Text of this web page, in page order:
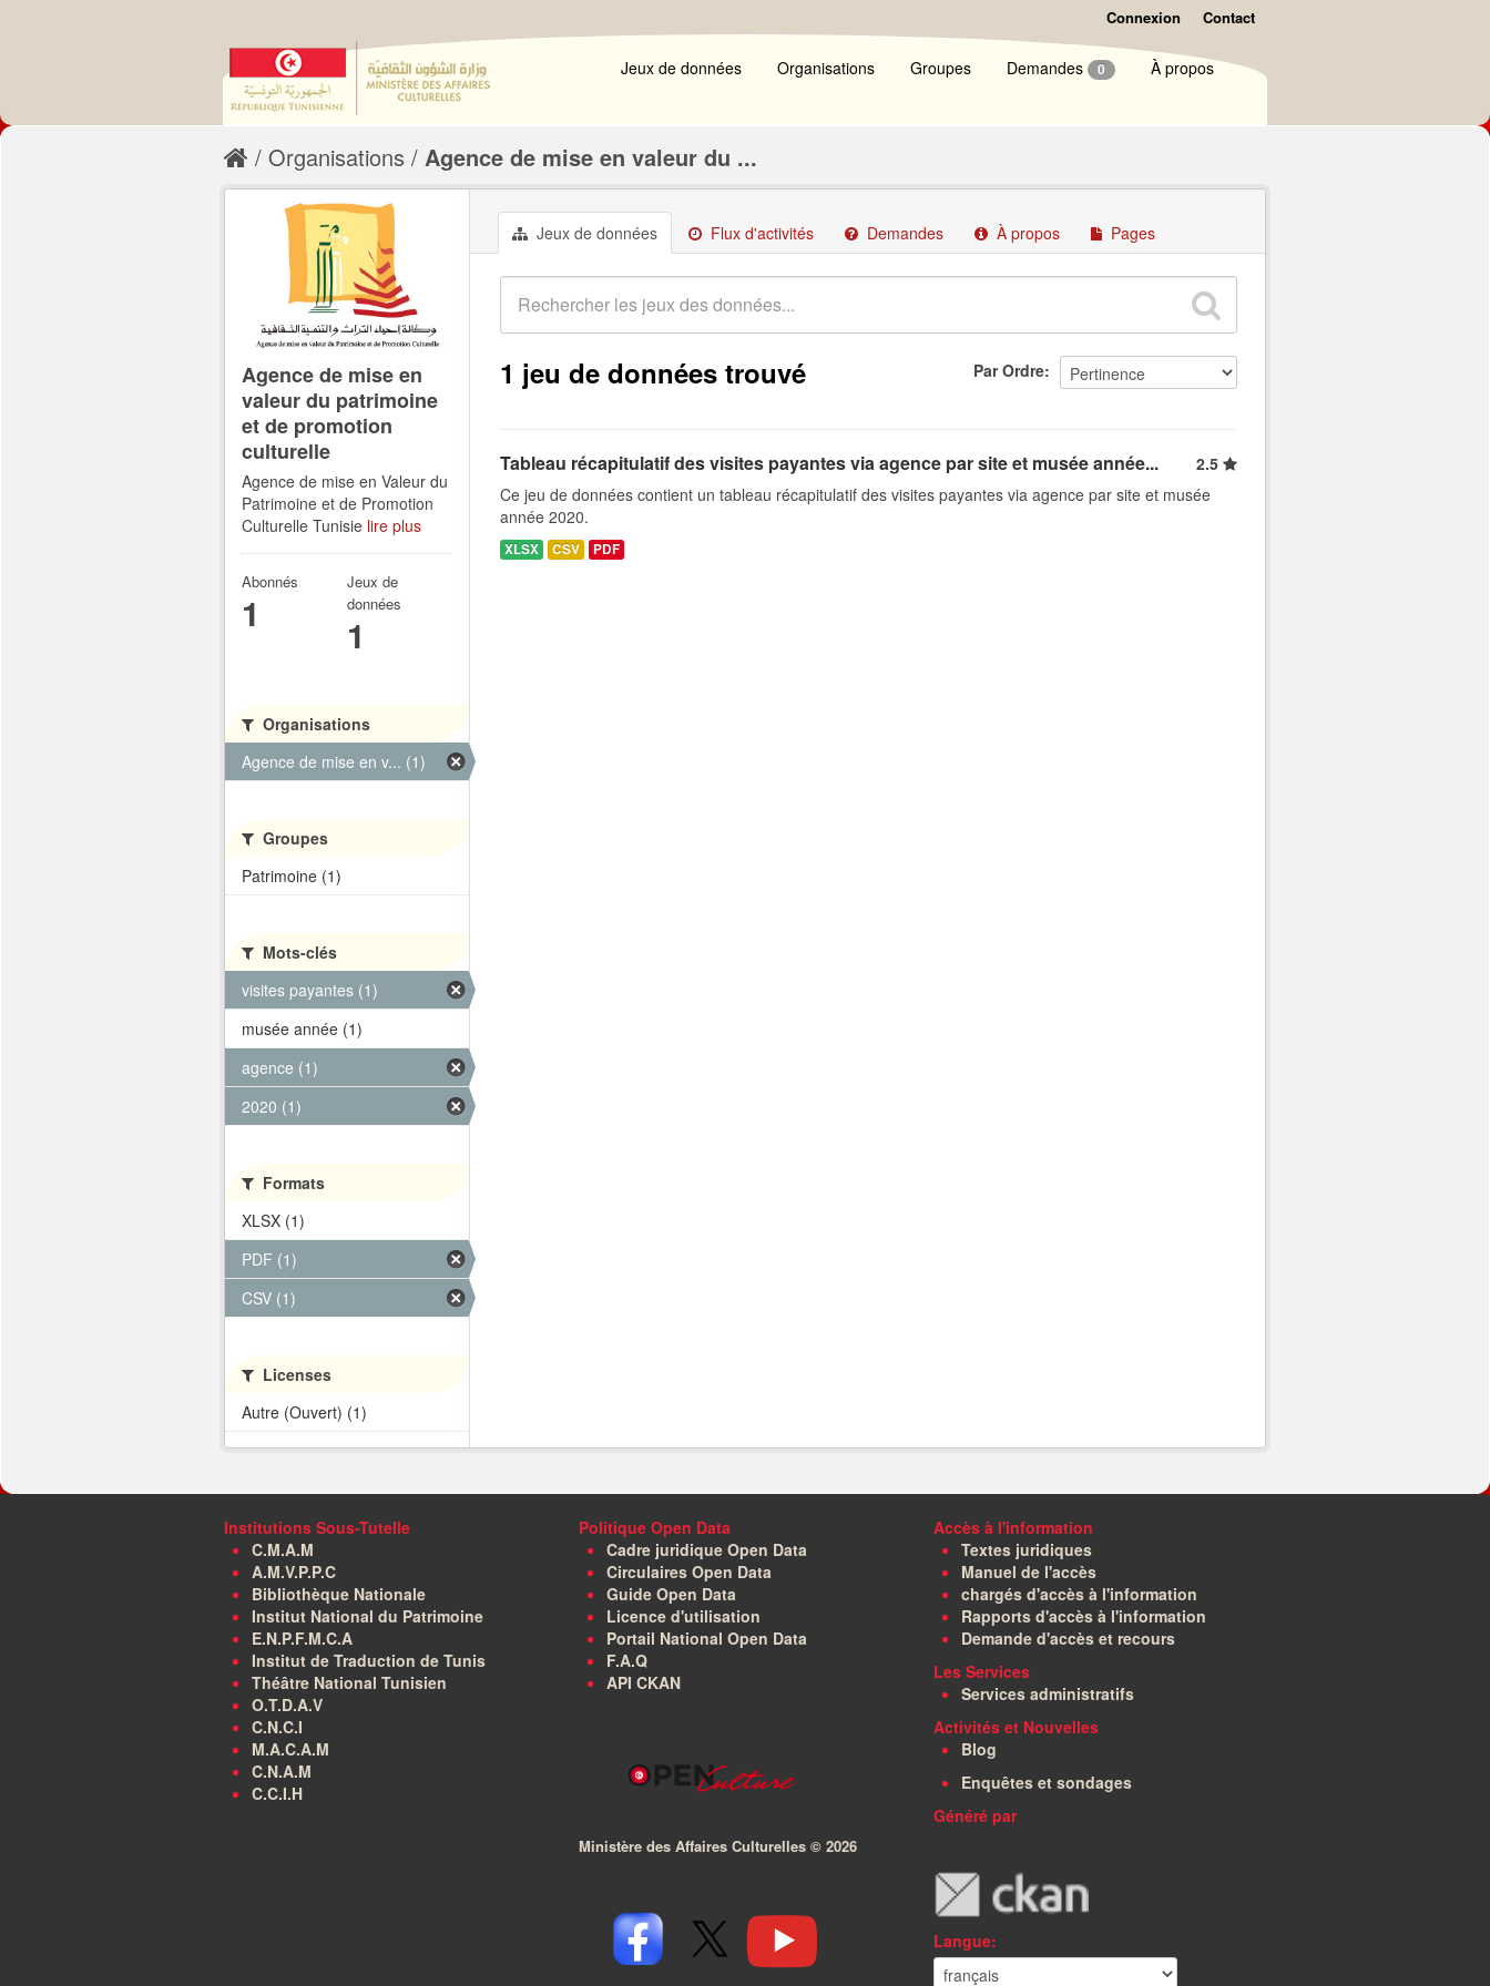
Connexion Contact
Jeux de données Organisations Groupes Demandes 0 À propos
Organisations Agence de mise en valeur du ...
Jeux de données Flux d'activités Demandes À propos Pages
Par Ordre
1 jeu de données trouvé
Tableau récapitulatif des visites payantes via agence par site et musée année...
2.5
Ce jeu de données contient un tableau récapitulatif des visites payantes via agence par site et musée
année 2020.
XLSX CSV PDF
Agence de mise en
valeur du patrimoine
et de promotion
culturelle
Agence de mise en Valeur du
Patrimoine et de Promotion
Culturelle Tunisie lire plus
Abonnés
1
Jeux de
données
1
Organisations
Agence de mise en v... (1)
Groupes
Patrimoine (1)
Mots-clés
visites payantes (1)
musée année (1)
agence (1)
2020 (1)
Formats
XLSX (1)
PDF (1)
CSV (1)
Licenses
Autre (Ouvert) (1)
Institutions Sous-Tutelle
C.M.A.M
A.M.V.P.P.C
Bibliothèque Nationale
Institut National du Patrimoine
E.N.P.F.M.C.A
Institut de Traduction de Tunis
Théâtre National Tunisien
O.T.D.A.V
C.N.C.I
M.A.C.A.M
C.N.A.M
C.C.I.H
Politique Open Data
Cadre juridique Open Data
Circulaires Open Data
Guide Open Data
Licence d'utilisation
Portail National Open Data
F.A.Q
API CKAN
Ministère des Affaires Culturelles © 2026
Accès à l'information
Textes juridiques
Manuel de l'accès
chargés d'accès à l'information
Rapports d'accès à l'information
Demande d'accès et recours
Les Services
Services administratifs
Activités et Nouvelles
Blog
Enquêtes et sondages
Généré par
Langue